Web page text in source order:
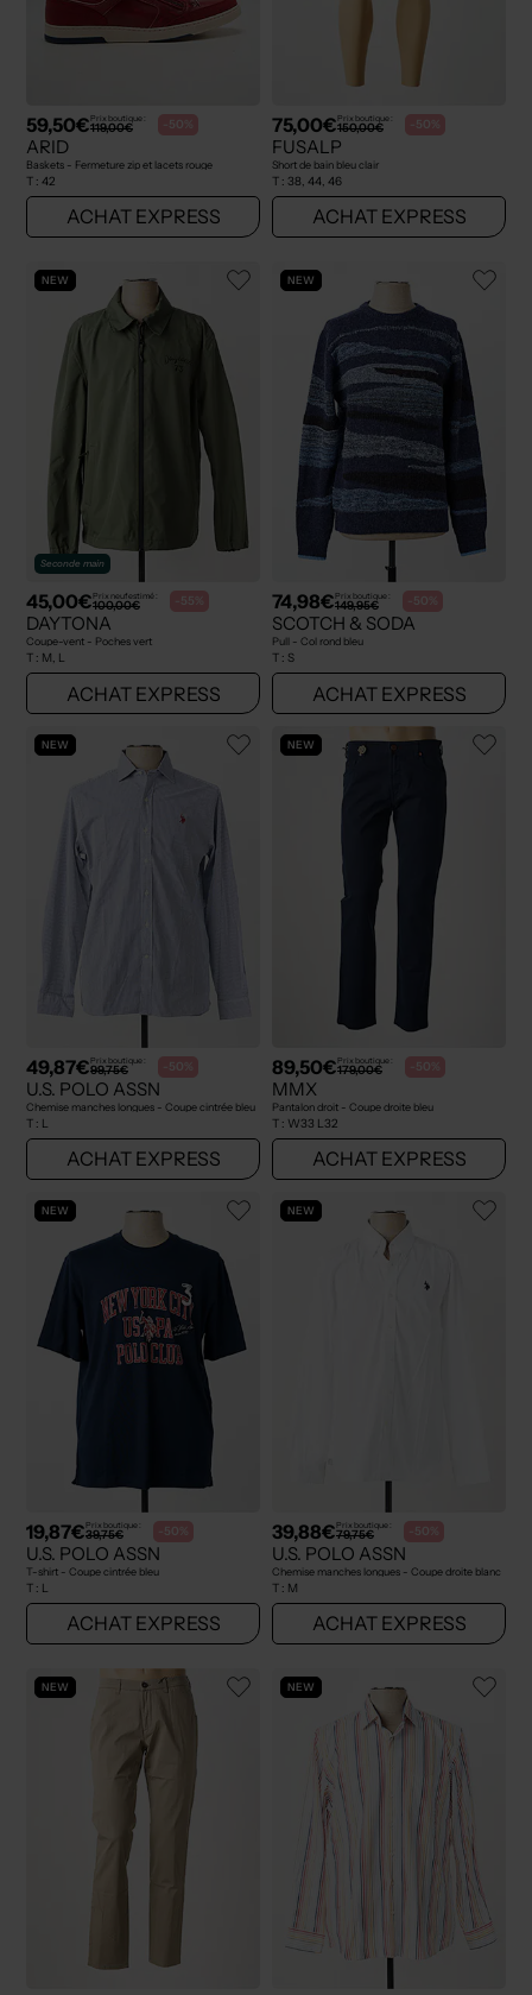
59,50€Prix boutique :
119,00€ -50%
ARID
Baskets - Fermeture zip et lacets rouge
T : 42
ACHAT EXPRESS
75,00€Prix boutique :
150,00€ -50%
FUSALP
Short de bain bleu clair
T : 38, 44, 46
ACHAT EXPRESS
NEW
Seconde main
45,00€Prix neuf estimé :
100,00€ -55%
DAYTONA
Coupe-vent - Poches vert
T : M, L
ACHAT EXPRESS
NEW
74,98€Prix boutique :
149,95€ -50%
SCOTCH & SODA
Pull - Col rond bleu
T : S
ACHAT EXPRESS
NEW
49,87€Prix boutique :
99,75€ -50%
U.S. POLO ASSN
Chemise manches longues - Coupe cintrée bleu
T : L
ACHAT EXPRESS
NEW
89,50€Prix boutique :
179,00€ -50%
MMX
Pantalon droit - Coupe droite bleu
T : W33 L32
ACHAT EXPRESS
NEW
19,87€Prix boutique :
39,75€ -50%
U.S. POLO ASSN
T-shirt - Coupe cintrée bleu
T : L
ACHAT EXPRESS
NEW
39,88€Prix boutique :
79,75€ -50%
U.S. POLO ASSN
Chemise manches longues - Coupe droite blanc
T : M
ACHAT EXPRESS
NEW NEW